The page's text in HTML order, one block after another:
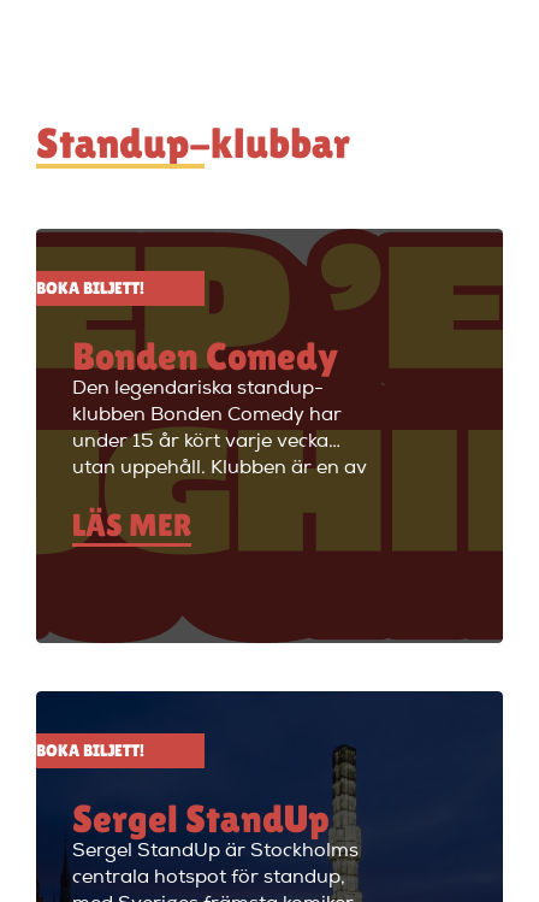
Standup-klubbar
BOKA BILJETT!
Bonden Comedy
Den legendariska standup-
klubben Bonden Comedy har
under 15 år kört varje vecka
utan uppehåll. Klubben är en av
Stockholms äldsta
standupklubbar och är känd för
att ha de bästa komikerna i
välkommen till Big Ben Stand
LÄS MER
BOKA BILJETT!
Sergel StandUp
Sergel StandUp är Stockholms
centrala hotspot för standup,